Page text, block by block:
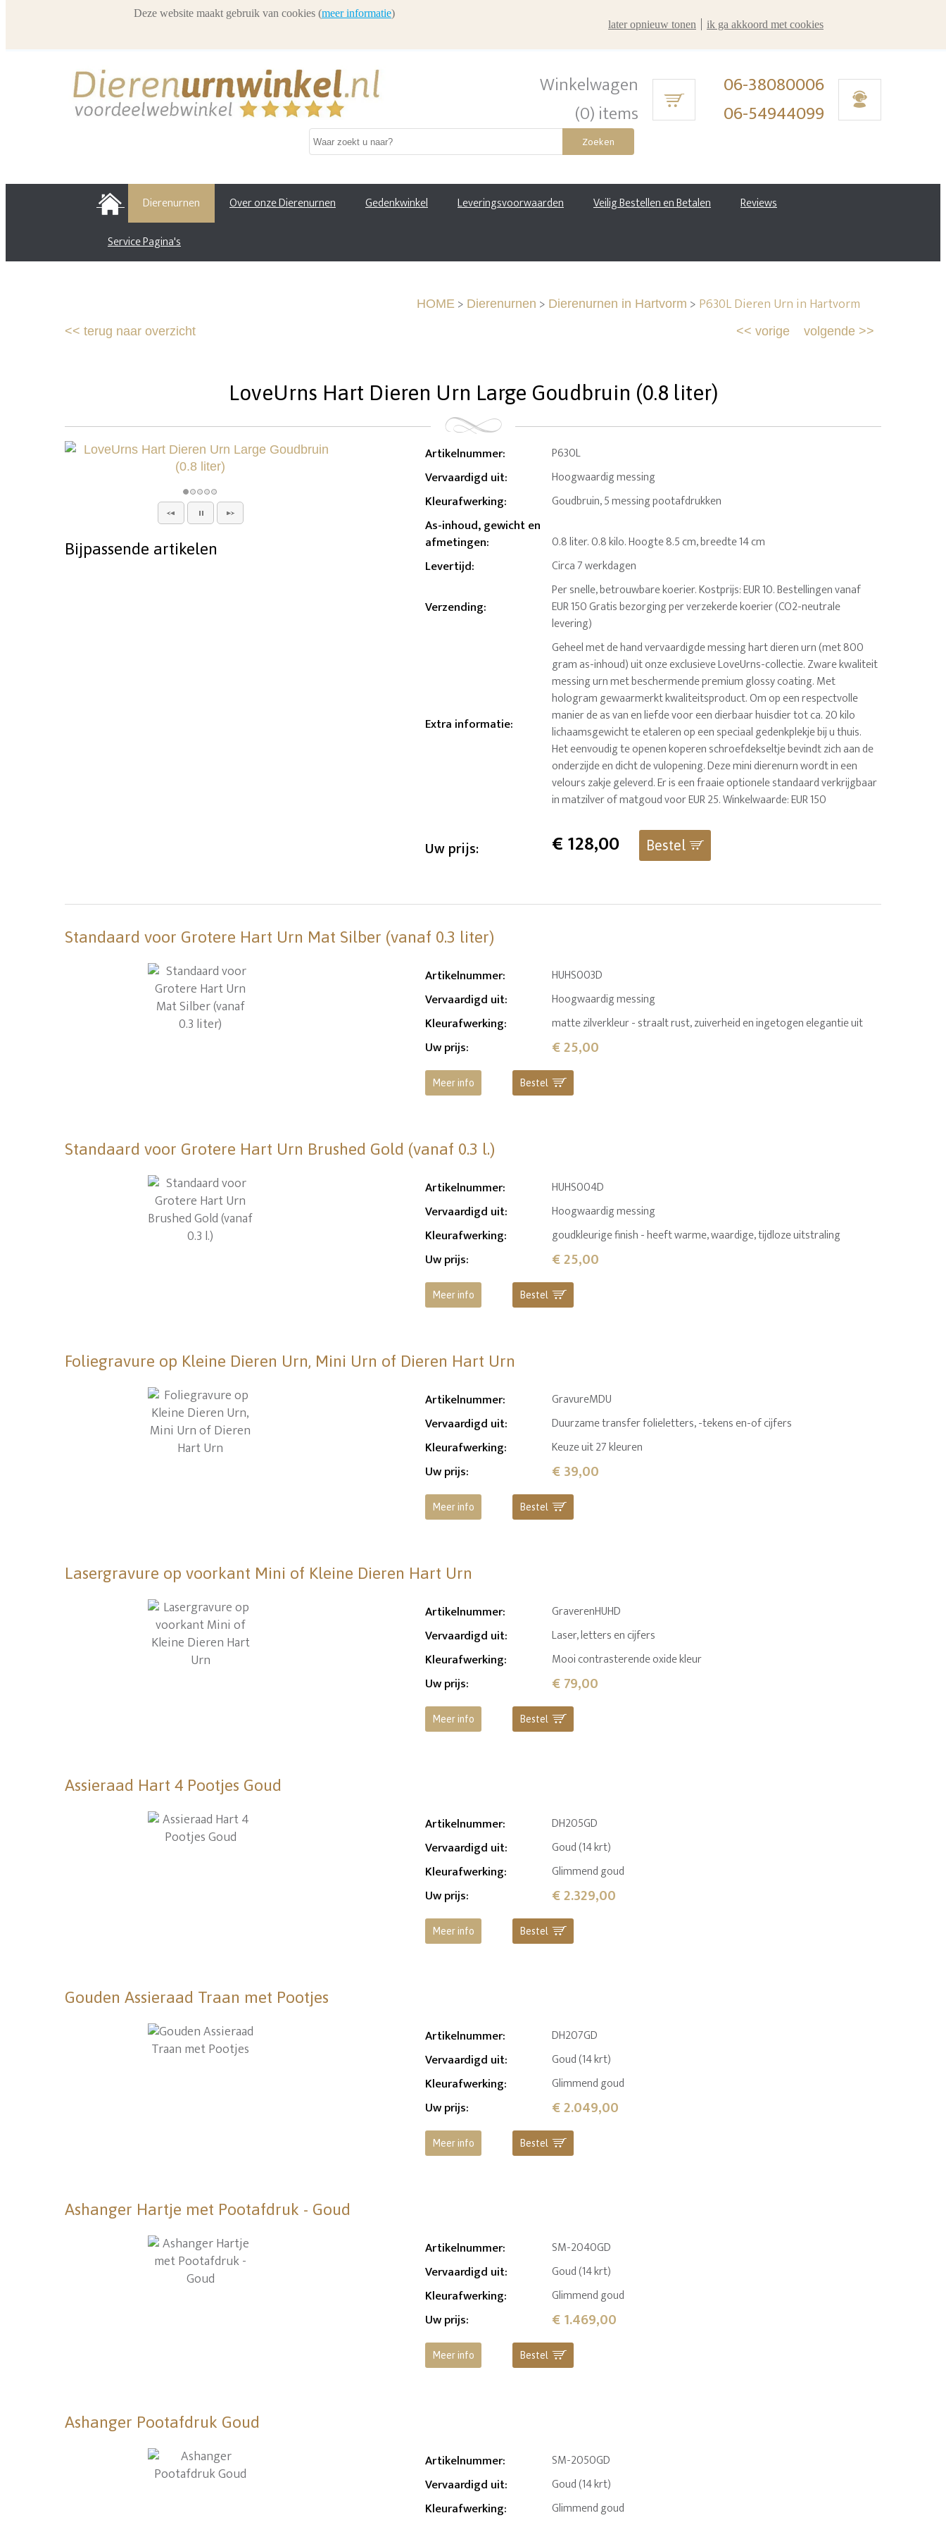
Winkelwagen
(0) items
06-38080006
06-54944099
Zoeken
HOME Dierenurnen Over onze Dierenurnen Gedenkwinkel Leveringsvoorwaarden Veilig Bestellen en Betalen Reviews
Service Pagina's
HOME > Dierenurnen > Dierenurnen in Hartvorm > P630L Dieren Urn in Hartvorm
<< terug naar overzicht volgende >>
<< vorige
LoveUrns Hart Dieren Urn Large Goudbruin (0.8 liter)
Artikelnummer: P630L
Vervaardigd uit: Hoogwaardig messing
Kleurafwerking: Goudbruin, 5 messing pootafdrukken
As-inhoud, gewicht en
afmetingen: 0.8 liter. 0.8 kilo. Hoogte 8.5 cm, breedte 14 cm
Levertijd: Circa 7 werkdagen
Verzending:
Per snelle, betrouwbare koerier. Kostprijs: EUR 10. Bestellingen vanaf
EUR 150 Gratis bezorging per verzekerde koerier (CO2-neutrale
levering)
Extra informatie:
Geheel met de hand vervaardigde messing hart dieren urn (met 800
gram as-inhoud) uit onze exclusieve LoveUrns-collectie. Zware kwaliteit
messing urn met beschermende premium glossy coating. Met
hologram gewaarmerkt kwaliteitsproduct. Om op een respectvolle
manier de as van en liefde voor een dierbaar huisdier tot ca. 20 kilo
lichaamsgewicht te etaleren op een speciaal gedenkplekje bij u thuis.
Het eenvoudig te openen koperen schroefdekseltje bevindt zich aan de
onderzijde en dicht de vulopening. Deze mini dierenurn wordt in een
velours zakje geleverd. Er is een fraaie optionele standaard verkrijgbaar
in matzilver of matgoud voor EUR 25. Winkelwaarde: EUR 150
Uw prijs: €128,00 Bestel
Bijpassende artikelen
Standaard voor Grotere Hart Urn Mat Silber (vanaf 0.3 liter)
Artikelnummer: HUHS003D
Vervaardigd uit: Hoogwaardig messing
Kleurafwerking: matte zilverkleur - straalt rust, zuiverheid en ingetogen elegantie uit
Uw prijs: € 25,00
Meer info Bestel
Standaard voor Grotere Hart Urn Brushed Gold (vanaf 0.3 l.)
Artikelnummer: HUHS004D
Vervaardigd uit: Hoogwaardig messing
Kleurafwerking: goudkleurige finish - heeft warme, waardige, tijdloze uitstraling
Uw prijs: € 25,00
Meer info Bestel
Foliegravure op Kleine Dieren Urn, Mini Urn of Dieren Hart Urn
Artikelnummer: GravureMDU
Vervaardigd uit: Duurzame transfer folieletters, -tekens en-of cijfers
Kleurafwerking: Keuze uit 27 kleuren
Uw prijs: € 39,00
Meer info Bestel
Lasergravure op voorkant Mini of Kleine Dieren Hart Urn
Artikelnummer: GraverenHUHD
Vervaardigd uit: Laser, letters en cijfers
Kleurafwerking: Mooi contrasterende oxide kleur
Uw prijs: € 79,00
Meer info Bestel
Assieraad Hart 4 Pootjes Goud
Artikelnummer: DH205GD
Vervaardigd uit: Goud (14 krt)
Kleurafwerking: Glimmend goud
Uw prijs: € 2.329,00
Meer info Bestel
Gouden Assieraad Traan met Pootjes
Artikelnummer: DH207GD
Vervaardigd uit: Goud (14 krt)
Kleurafwerking: Glimmend goud
Uw prijs: € 2.049,00
Meer info Bestel
Ashanger Hartje met Pootafdruk - Goud
Artikelnummer: SM-2040GD
Vervaardigd uit: Goud (14 krt)
Kleurafwerking: Glimmend goud
Uw prijs: € 1.469,00
Meer info Bestel
Ashanger Pootafdruk Goud
Artikelnummer: SM-2050GD
Vervaardigd uit: Goud (14 krt)
Kleurafwerking: Glimmend goud
Deze website maakt gebruik van cookies (meer informatie)
later opnieuw tonen
ik ga akkoord met cookies